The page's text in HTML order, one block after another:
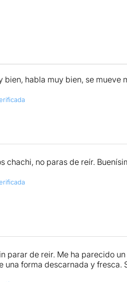
bien, habla muy bien, se mueve
chachi, no paras de reír.
parar de reir. Me ha parecido
una forma descarnada y fresca.